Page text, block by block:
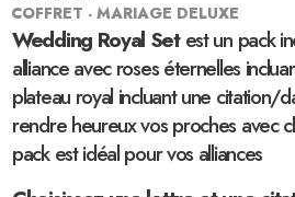
COFFRET - MARIAGE DELUXE
Wedding Royal Setest un pack
alliance avec roses éternelles
plateau royal incluant une citation/
rendre heureux vos proches avec
pack est idéal pour vos alliances